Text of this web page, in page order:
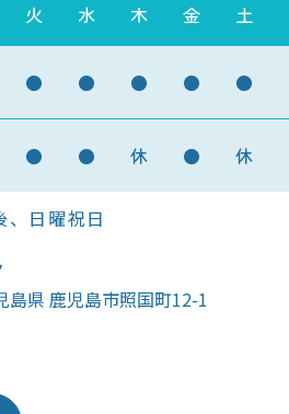
火 水 木 金 土
● ● ● ● ●
● ● 休 ● 休
、日曜祝日
県 鹿児島市照国町12-1